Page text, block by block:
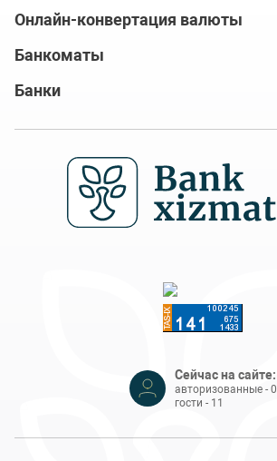
Онлайн-конвертация валюты
Банкоматы
Банки
Сейчас на сайте:
авторизованные - 0
гости - 11